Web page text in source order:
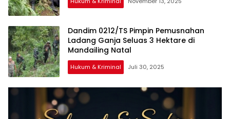
Dandim 0212/TS Pimpin Pemusnahan
Ladang Ganja Seluas 3 Hektare di
Mandailing Natal
Hukum & Kriminal Juli 30, 2025